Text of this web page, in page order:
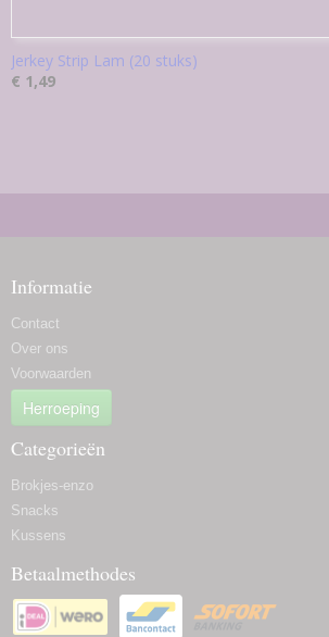
Jerkey Strip Lam (20 stuks)
€ 1,49
Informatie
Contact
Over ons
Voorwaarden
Herroeping
Categorieën
Brokjes-enzo
Snacks
Kussens
Betaalmethodes